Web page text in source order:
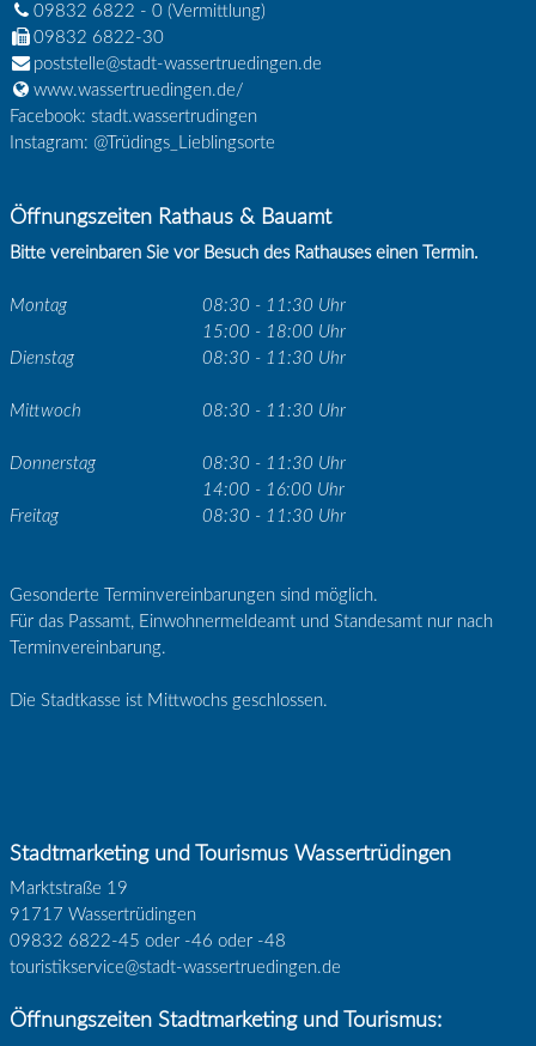
09832 6822 - 0(Vermittlung)
09832 6822-30
poststelle@stadt-wassertruedingen.de
www.wassertruedingen.de/
Facebook: stadt.wassertrudingen
Instagram: @Trüdings_Lieblingsorte
Öffnungszeiten Rathaus & Bauamt
Bitte vereinbaren Sie vor Besuch des Rathauses einen Termin.
Montag
08:30 - 11:30 Uhr
15:00 - 18:00 Uhr
Dienstag
08:30 - 11:30 Uhr
Mittwoch 08:30 - 11:30 Uhr
Donnerstag
08:30 - 11:30 Uhr
14:00 - 16:00 Uhr
Freitag
08:30 - 11:30 Uhr
Gesonderte Terminvereinbarungen sind möglich.
Für das Passamt, Einwohnermeldeamt und Standesamt nur nach
Terminvereinbarung.
Die Stadtkasse ist Mittwochs geschlossen.
Stadtmarketing und Tourismus Wassertrüdingen
Marktstraße 19
91717 Wassertrüdingen
09832 6822-45 oder -46 oder -48
touristikservice@stadt-wassertruedingen.de
Öffnungszeiten Stadtmarketing und Tourismus: